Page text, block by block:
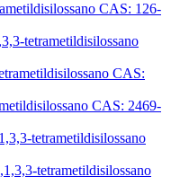
CAS: 126-
tetrametildisilossano
CAS:
CAS: 2469-
tetrametildisilossano
tetrametildisilossano